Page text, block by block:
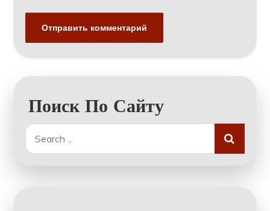
Поиск По Сайту
Search
for: